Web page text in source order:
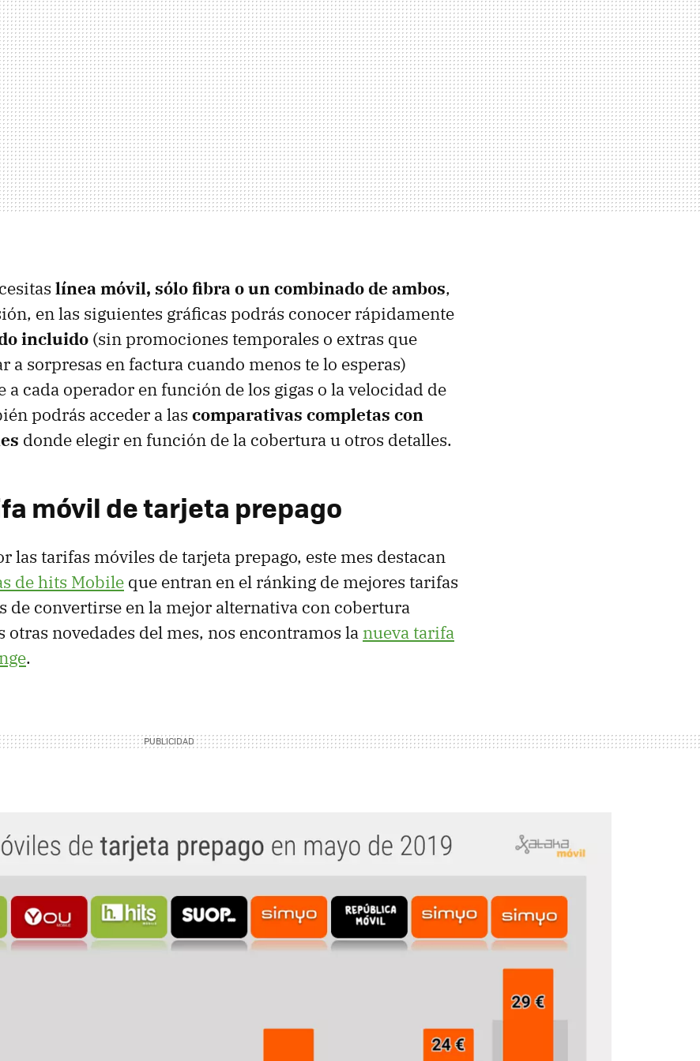
línea móvil, sólo fibra o un combinado de ambos,
en las siguientes gráficas podrás conocer rápidamente
incluido (sin promociones temporales o extras que
a sorpresas en factura cuando menos te lo esperas)
a cada operador en función de los gigas o la velocidad de
podrás acceder a las comparativas completas con
donde elegir en función de la cobertura u otros detalles.
móvil de tarjeta prepago
las tarifas móviles de tarjeta prepago, este mes destacan
de hits Mobile que entran en el ránking de mejores tarifas
de convertirse en la mejor alternativa con cobertura
otras novedades del mes, nos encontramos la nueva tarifa
.